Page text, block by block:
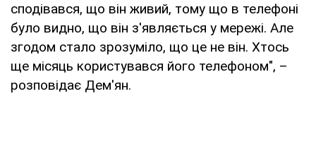
сподівався, що він живий, тому що в телефоні
було видно, що він з'являється у мережі. Але
згодом стало зрозуміло, що це не він. Хтось
ще місяць користувався його телефоном", –
розповідає Дем'ян.